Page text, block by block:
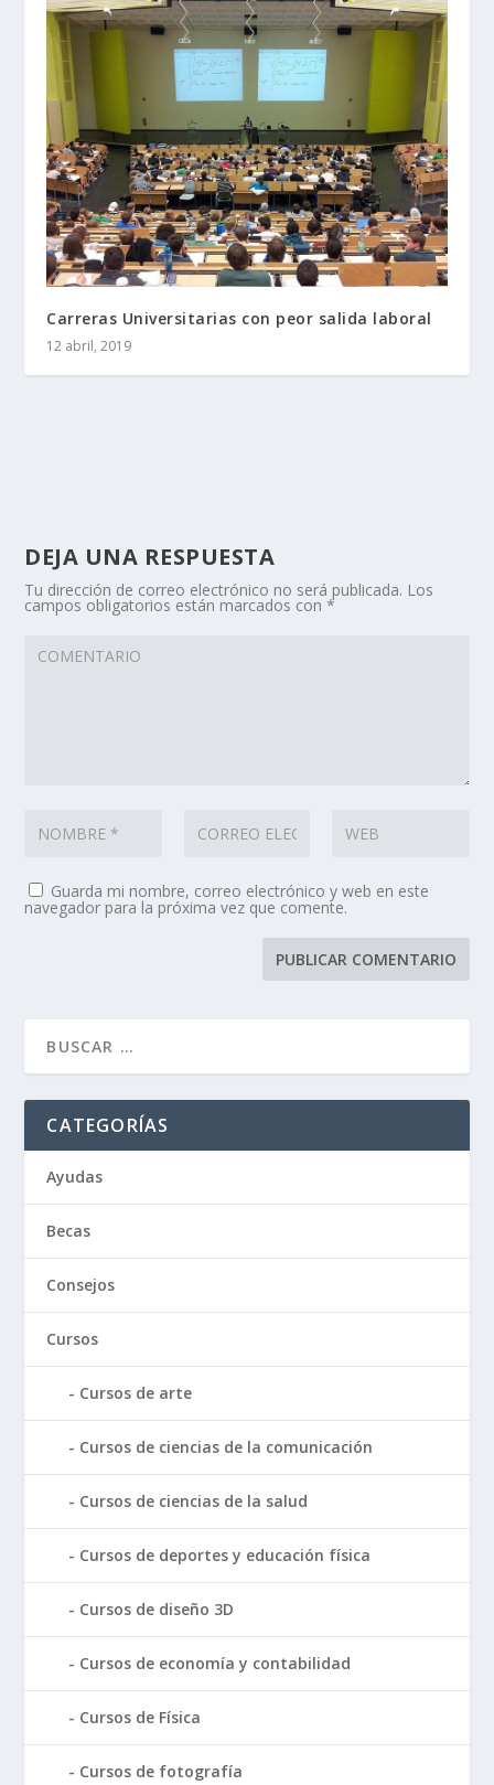
Carreras Universitarias con peor salida laboral
12 abril, 2019
DEJA UNA RESPUESTA
Tu dirección de correo electrónico no será publicada. Los
campos obligatorios están marcados con*
Guarda mi nombre, correo electrónico y web en este
navegador para la próxima vez que comente.
CATEGORÍAS
Ayudas
Becas
Consejos
Cursos
Cursos de arte
Cursos de ciencias de la comunicación
Cursos de ciencias de la salud
Cursos de deportes y educación física
Cursos de diseño 3D
Cursos de economía y contabilidad
Cursos de Física
Cursos de fotografía